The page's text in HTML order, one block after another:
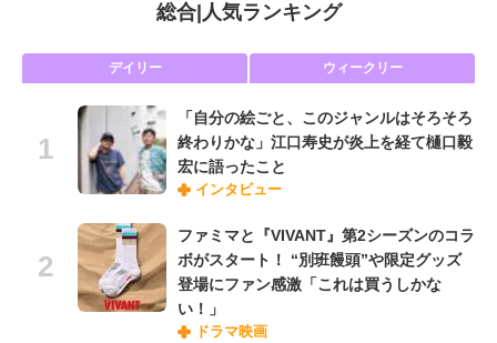
総合| 人気ランキング
デイリー ウィークリー
「自分の絵ごと、このジャンルはそろそろ
終わりかな」江口寿史が炎上を経て樋口毅
宏に語ったこと
インタビュー
ファミマと『VIVANT』第2シーズンのコラ
ボがスタート！ “別班饅頭”や限定グッズ
登場にファン感激「これは買うしかな
い！」
ドラマ映画